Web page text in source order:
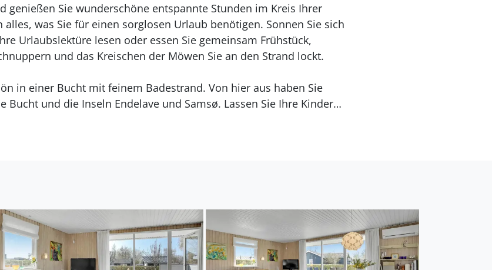
genießen Sie wunderschöne entspannte Stunden im Kreis Ihrer
alles, was Sie für einen sorglosen Urlaub benötigen. Sonnen Sie sich
Urlaubslektüre lesen oder essen Sie gemeinsam Frühstück,
und das Kreischen der Möwen Sie an den Strand lockt.
in einer Bucht mit feinem Badestrand. Von hier aus haben Sie
Bucht und die Inseln Endelave und Samsø. Lassen Sie Ihre Kinder
sehr beliebt und der östjütländische Radweg Kulturringen